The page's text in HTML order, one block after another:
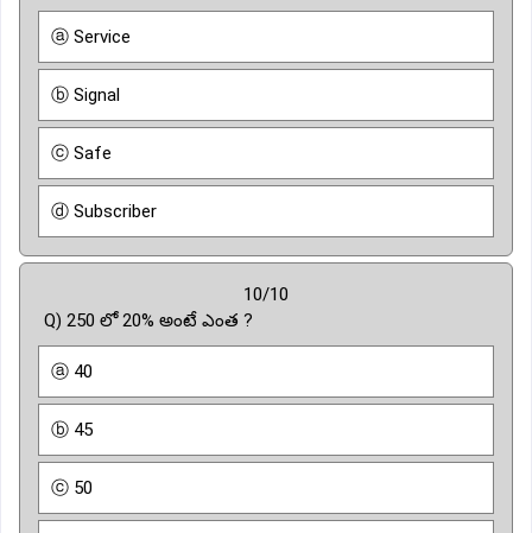
ⓐ Service
ⓑ Signal
ⓒ Safe
ⓓ Subscriber
10/10
Q) 250 లో 20% అంటే ఎంత ?
ⓐ 40
ⓑ 45
ⓒ 50